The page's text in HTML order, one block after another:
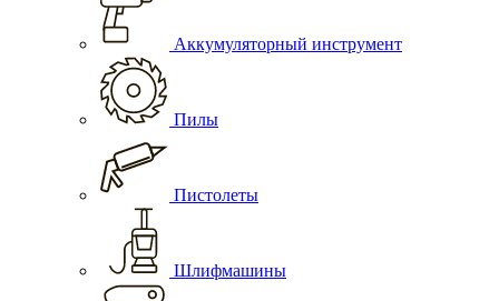
Аккумуляторный инструмент
Пилы
Пистолеты
Шлифмашины